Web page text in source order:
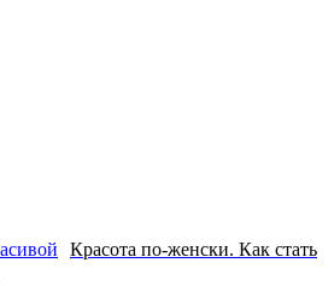
Красота по-женски. Как стать